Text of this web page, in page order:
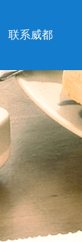
联系威都